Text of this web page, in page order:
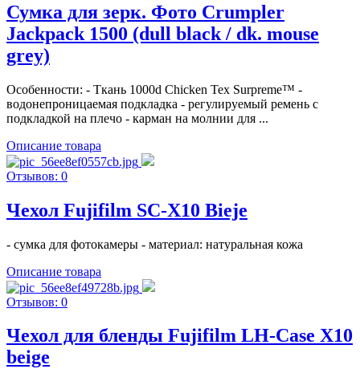
Сумка для зерк. Фото Crumpler
Jackpack 1500 (dull black / dk. mouse
grey)
Особенности: - Ткань 1000d Chicken Tex Surpreme™ -
водонепроницаемая подкладка - регулируемый ремень с
подкладкой на плечо - карман на молнии для ...
Описание товара
Отзывов: 0
Чехол Fujifilm SC-X10 Bieje
- сумка для фотокамеры - материал: натуральная кожа
Описание товара
Отзывов: 0
Чехол для бленды Fujifilm LH-Case X10
beige